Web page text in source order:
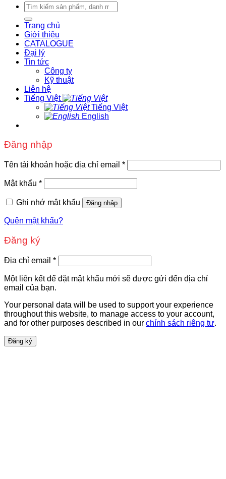
Tìm
kiếm:
Trang chủ
Giới thiệu
CATALOGUE
Đại lý
Tin tức
Công ty
Kỹ thuật
Liên hệ
Tiếng Việt
Tiếng Việt
English
Đăng nhập
Tên tài khoản hoặc địa chỉ email *
Mật khẩu *
Ghi nhớ mật khẩu Đăng nhập
Quên mật khẩu?
Đăng ký
Địa chỉ email *
Một liên kết để đặt mật khẩu mới sẽ được gửi đến địa chỉ
email của bạn.
Your personal data will be used to support your experience
throughout this website, to manage access to your account,
and for other purposes described in our chính sách riêng tư.
Đăng ký